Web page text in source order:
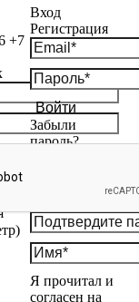
+7
Вход
Регистрация
Войти
Забыли
пароль?
Я прочитал и
согласен на